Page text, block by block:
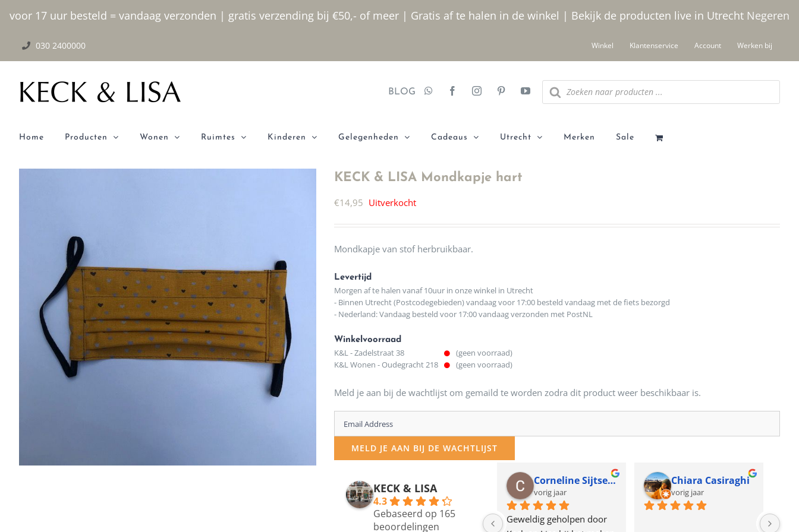
voor 17 uur besteld = vandaag verzonden | gratis verzending bij €50,- of meer | Gratis af te halen in de winkel | Bekijk de producten live in Utrecht Negeren
inhoud
030 2400000 Winkel Klantenservice Account Werken bij
BLOG
Producten
zoeken
Home Producten Wonen Ruimtes Kinderen Gelegenheden Cadeaus Utrecht Merken Sale
KECK & LISA Mondkapje hart
€14,95 Uitverkocht
Mondkapje van stof herbruikbaar.
Levertijd
Morgen af te halen vanaf 10uur in onze winkel in Utrecht
- Binnen Utrecht (Postcodegebieden) vandaag voor 17:00 besteld vandaag met de fiets bezorgd
- Nederland: Vandaag besteld voor 17:00 vandaag verzonden met PostNL
Winkelvoorraad
K&L - Zadelstraat 38
(geen voorraad)
K&L Wonen - Oudegracht 218
(geen voorraad)
Meld je aan bij de wachtlijst om gemaild te worden zodra dit product weer beschikbaar is.
Enter
your
email
MELD JE AAN BIJ DE WACHTLIJST
KECK & LISA
4.3
Gebaseerd op 165
beoordelingen
12 maanden geleden
Waarom in hemelsnaam
Corneline Sijtsema
vorig jaar
Geweldig geholpen door
Chiara Casiraghi
vorig jaar